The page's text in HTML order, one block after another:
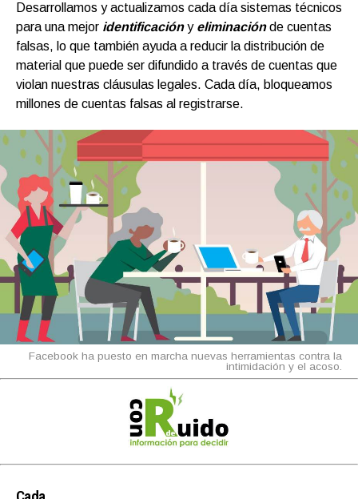
Desarrollamos y actualizamos cada día sistemas técnicos
para una mejor identificacióny eliminaciónde cuentas
falsas, lo que también ayuda a reducir la distribución de
material que puede ser difundido a través de cuentas que
violan nuestras cláusulas legales. Cada día, bloqueamos
millones de cuentas falsas al registrarse.
Facebook ha puesto en marcha nuevas herramientas contra la
intimidación y el acoso.